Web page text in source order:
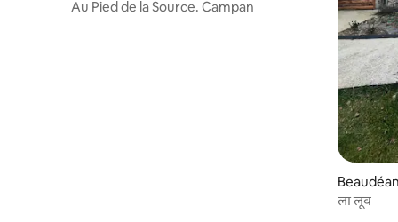
Au Pied de la Source. Campan
ला लूव